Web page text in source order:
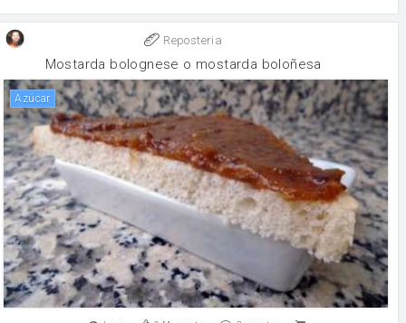
Reposteria
Mostarda bolognese o mostarda boloñesa
Azúcar